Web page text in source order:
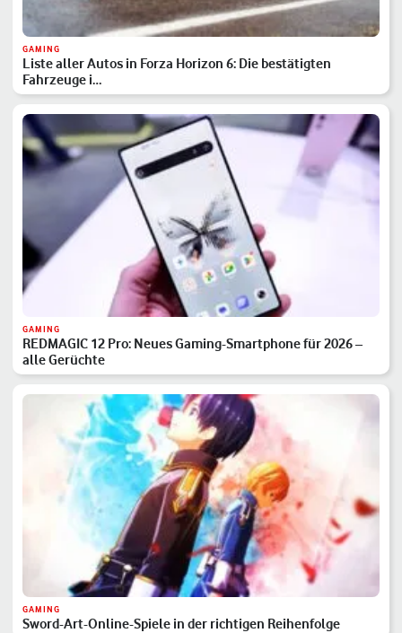
GAMING
Liste aller Autos in Forza Horizon 6: Die bestätigten
Fahrzeuge i…
GAMING
REDMAGIC 12 Pro: Neues Gaming-Smartphone für 2026 –
alle Gerüchte
GAMING
Sword-Art-Online-Spiele in der richtigen Reihenfolge